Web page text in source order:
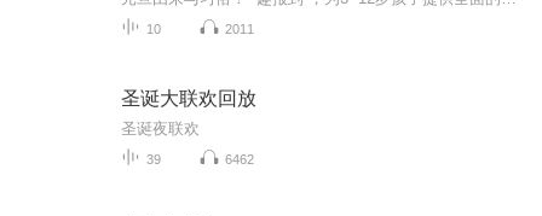
10 2011
圣诞大联欢回放
圣诞夜联欢
39 6462